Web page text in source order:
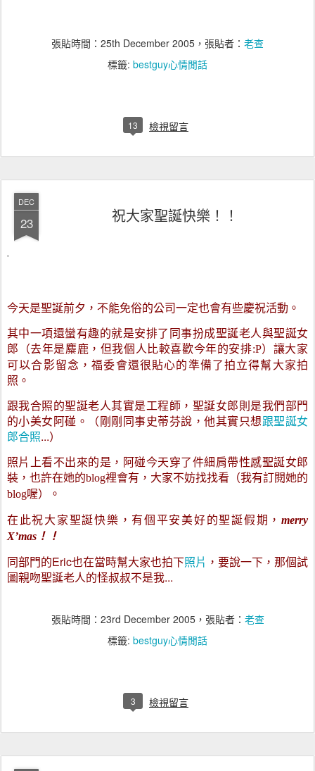
張貼時間： 25th December 2005 ，張貼者： 老查
標籤: bestguy心情閒話
13 檢視留言
DEC
23 祝大家聖誕快樂！！
今天是聖誕前夕，不能免俗的公司一定也會有些慶祝活動。
其中一項還蠻有趣的就是安排了同事扮成聖誕老人與聖誕女
郎（去年是麋鹿，但我個人比較喜歡今年的安排:P）讓大家
可以合影留念，福委會還很貼心的準備了拍立得幫大家拍
照。
跟我合照的聖誕老人其實是工程師，聖誕女郎則是我們部門
的小美女阿碰。（剛剛同事史蒂芬說，他其實只想跟聖誕女
郎合照...）
照片上看不出來的是，阿碰今天穿了件細肩帶性感聖誕女郎
裝，也許在她的blog裡會有，大家不妨找找看（我有訂閱她的
blog喔）。
在此祝大家聖誕快樂，有個平安美好的聖誕假期， merry
X’mas ！！
同部門的Eric也在當時幫大家也拍下照片 ，要說一下，那個試
圖親吻聖誕老人的怪叔叔不是我...
張貼時間： 23rd December 2005，張貼者： 老查
標籤: bestguy心情閒話
3 檢視留言